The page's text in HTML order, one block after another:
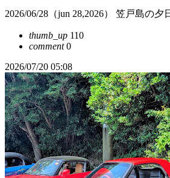
2026/06/28（jun 28,2026） 笠戸島の夕
thumb_up 110
comment0
2026/07/20 05:08